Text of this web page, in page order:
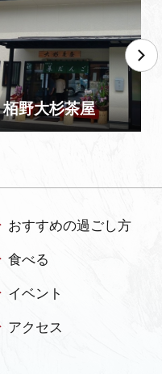
栢野大杉茶屋
おすすめの過ごし方
食べる
イベント
アクセス